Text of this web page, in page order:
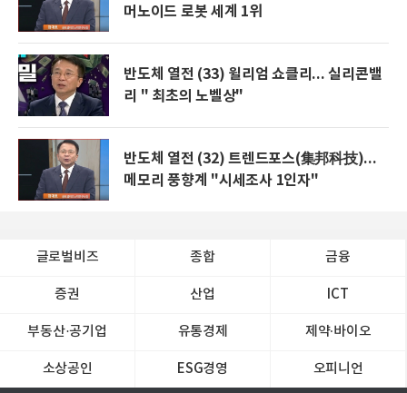
머노이드 로봇 세계 1위
반도체 열전 (33) 윌리엄 쇼클리... 실리콘밸
리 " 최초의 노벨상"
반도체 열전 (32) 트렌드포스(集邦科技)...
메모리 풍향계 "시세조사 1인자"
글로벌비즈 종합 금융
증권 산업 ICT
부동산·공기업 유통경제 제약∙바이오
소상공인 ESG경영 오피니언